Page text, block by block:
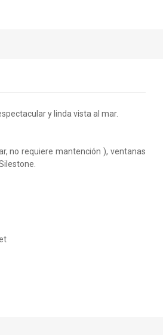
y linda vista al mar.
no requiere mantención ), ventanas